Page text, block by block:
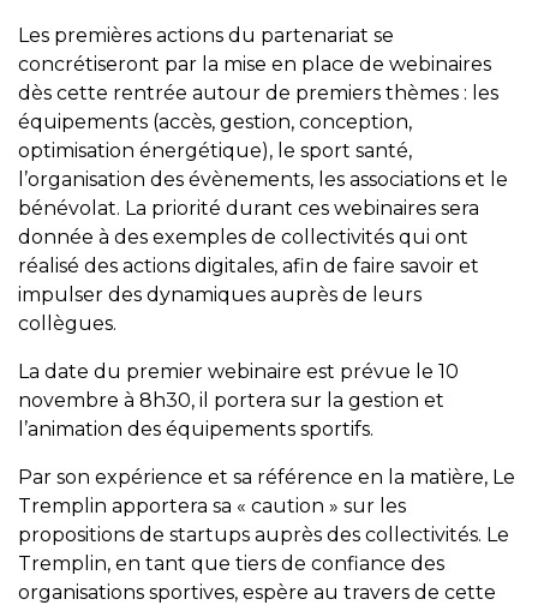
Les premières actions du partenariat se
concrétiseront par la mise en place de webinaires
dès cette rentrée autour de premiers thèmes : les
équipements (accès, gestion, conception,
optimisation énergétique), le sport santé,
l’organisation des évènements, les associations et le
bénévolat. La priorité durant ces webinaires sera
donnée à des exemples de collectivités qui ont
réalisé des actions digitales, afin de faire savoir et
impulser des dynamiques auprès de leurs
collègues.
La date du premier webinaire est prévue le 10
novembre à 8h30, il portera sur la gestion et
l’animation des équipements sportifs.
Par son expérience et sa référence en la matière, Le
Tremplin apportera sa « caution » sur les
propositions de startups auprès des collectivités. Le
Tremplin, en tant que tiers de confiance des
organisations sportives, espère au travers de cette